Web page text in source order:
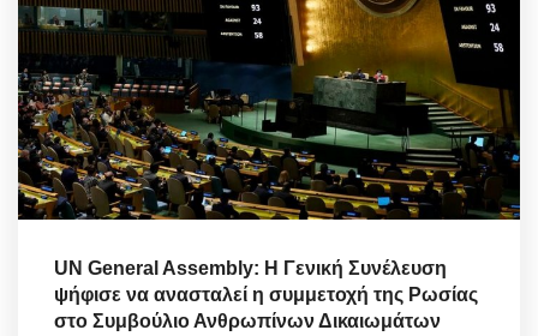
UN General Assembly: Η Γενική Συνέλευση
ψήφισε να ανασταλεί η συμμετοχή της Ρωσίας
στο Συμβούλιο Ανθρωπίνων Δικαιωμάτων